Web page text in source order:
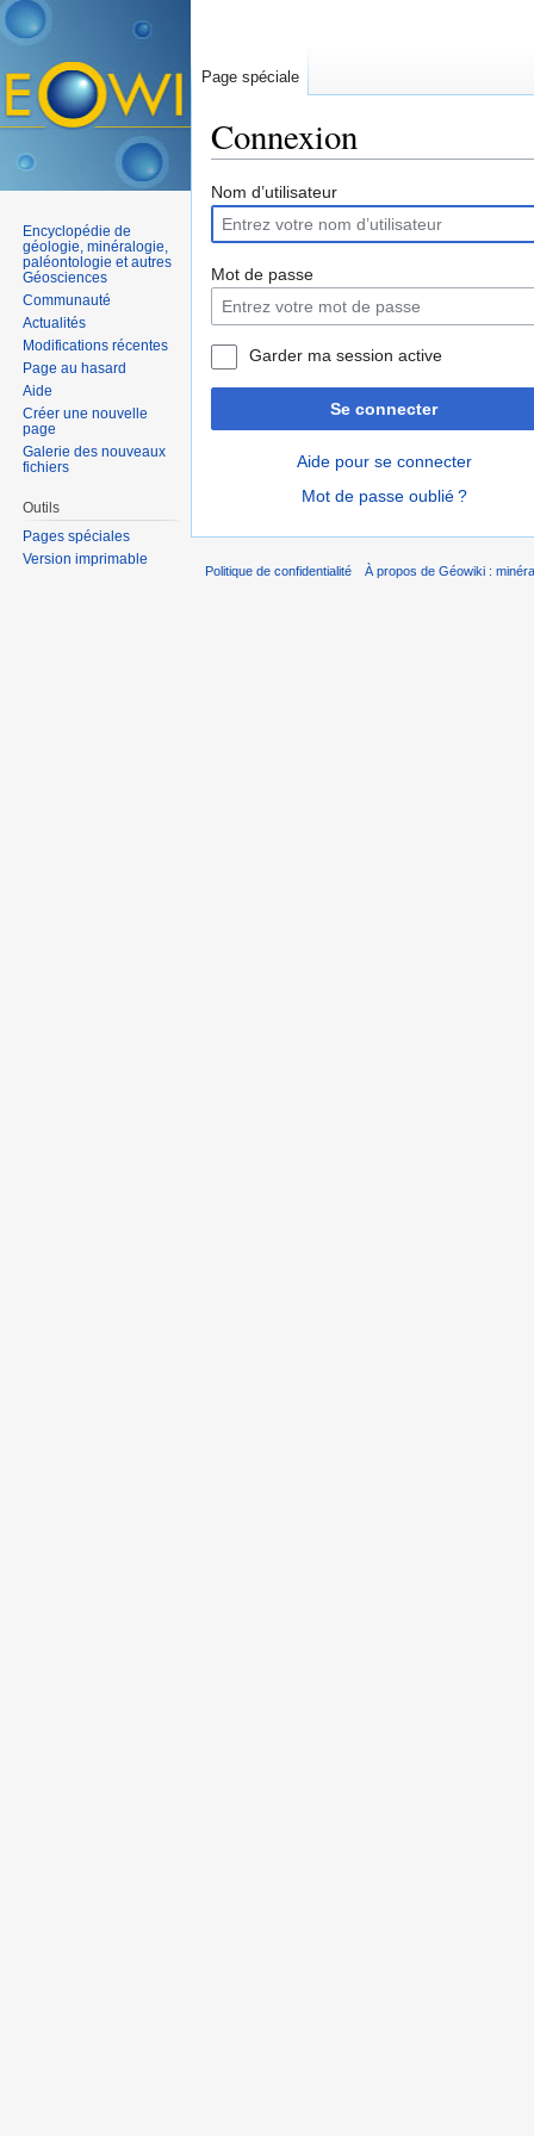
Connexion
Nom d’utilisateur
Mot de passe
Garder ma session active
Se connecter
Aide pour se connecter
Mot de passe oublié ?
Page spéciale
Encyclopédie de
géologie, minéralogie,
paléontologie et autres
Géosciences
Communauté
Actualités
Modifications récentes
Page au hasard
Aide
Créer une nouvelle
page
Galerie des nouveaux
fichiers
Outils
Pages spéciales
Version imprimable
Politique de confidentialité À propos de Géowiki :